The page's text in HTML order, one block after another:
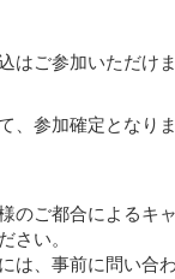
はご参加いただけ
、参加確定となり
のご都合によるキ
さい。
は、事前に問い合